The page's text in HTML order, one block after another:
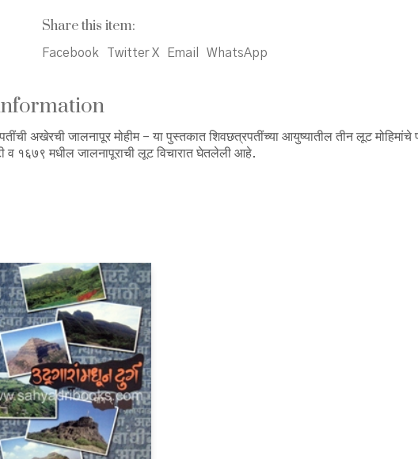
Share this item:
Facebook Twitter X Email WhatsApp
अखेरची जालनापूर मोहीम – या पुस्तकात शिवछत्रपतींच्या आयुष्यातील तीन लूट मोहिमांचे
१६७९ मधील जालनापूराची लूट विचारात घेतलेली आहे.